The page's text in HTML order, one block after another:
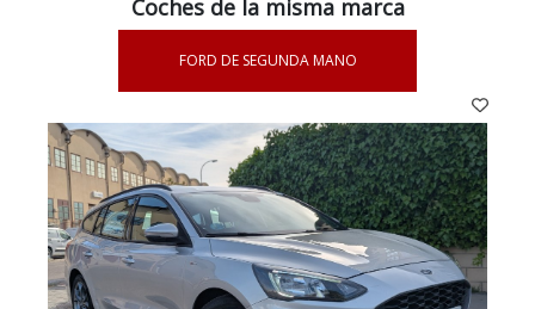
Coches de la misma marca
FORD DE SEGUNDA MANO